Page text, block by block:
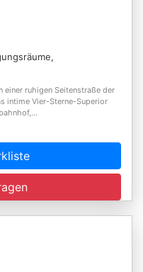
ruhigen Seitenstraße der
intime Vier-Sterne-Superior